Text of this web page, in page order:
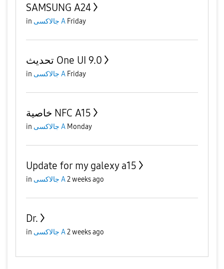
SAMSUNG A24
in جالاكسى A Friday
تحديث One UI 9.0
in جالاكسى A Friday
خاصية NFC A15
in جالاكسى A Monday
Update for my galexy a15
in جالاكسى A2 weeks ago
Dr.
in جالاكسى A2 weeks ago